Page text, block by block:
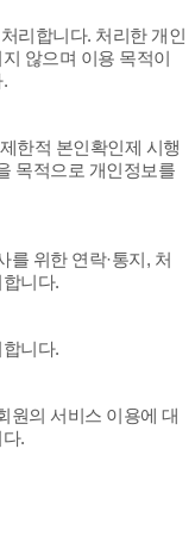
리합니다. 처리한 개인
않으며 이용 목적이
한적 본인확인제 시행
목적으로 개인정보를
를 위한 연락·통지, 처
니다.
니다.
원의 서비스 이용에 대
.